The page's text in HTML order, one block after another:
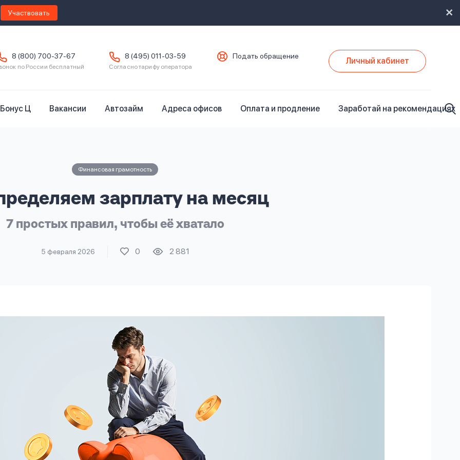
Участвовать
8 (800) 700-37-67
по России бесплатный
8 (495) 011-03-59
Согласно тарифу оператора
Подать обращение Личный кабинет
Бонус Ц Вакансии Автозайм Адреса офисов Оплата и продление Заработай на рекомендациях
Финансовая грамотность
зарплату на месяц
7 простых правил, чтобы её хватало
5 февраля 2026 0 2 881